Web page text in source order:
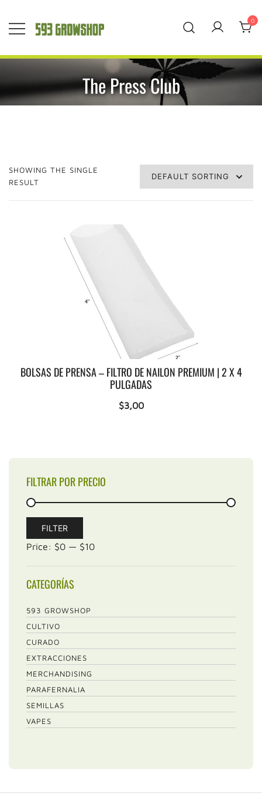
contenido
593 Grow Shop
0
The Press Club
SHOWING THE SINGLE
RESULT
BOLSAS DE PRENSA – FILTRO DE NAILON PREMIUM | 2 X 4
PULGADAS
$3,00
FILTRAR POR PRECIO
price
Max
price
FILTER
Price: $0 — $10
CATEGORÍAS
593 GROWSHOP
CULTIVO
CURADO
EXTRACCIONES
MERCHANDISING
PARAFERNALIA
SEMILLAS
VAPES